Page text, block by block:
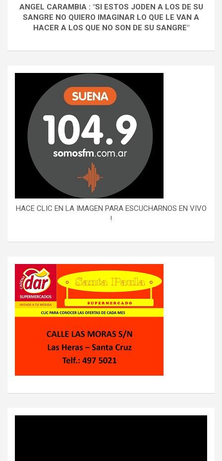
ANGEL CARAMBIA : "SI ESTOS JODEN A LOS DE SU
SANGRE NO QUIERO IMAGINAR LO QUE LE VAN A
HACER A LOS QUE NO SON DE SU SANGRE"
HACE CLIC EN LA IMAGEN PARA ESCUCHARNOS EN VIVO
!